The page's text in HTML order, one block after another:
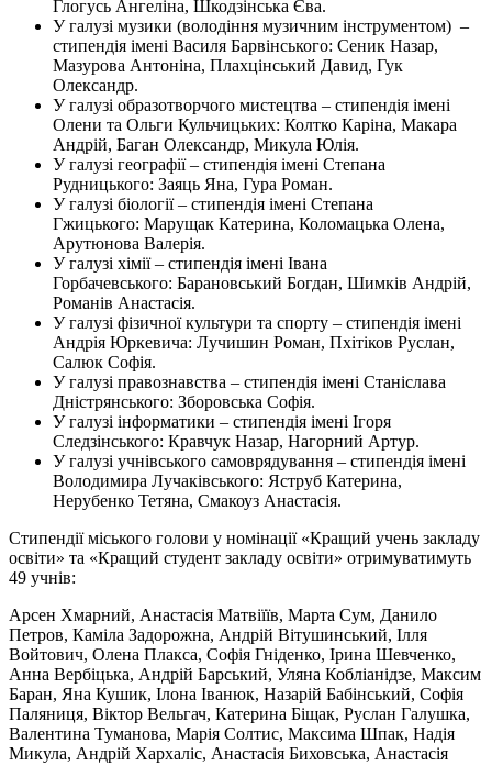
Глогусь Ангелiна, Шкодзiнська Єва.
У галузi музики (володiння музичним iнструментом) –
стипендiя iменi Василя Барвiнського: Сеник Назар,
Мазурова Антонiна, Плахцiнський Давид, Гук
Олександр.
У галузi образотворчого мистецтва – стипендiя iменi
Олени та Ольги Кульчицьких: Колтко Карiна, Макара
Андрiй, Баган Олександр, Микула Юлiя.
У галузi географiї – стипендiя iменi Степана
Рудницького: Заяць Яна, Гура Роман.
У галузi бiологiї – стипендiя iменi Степана
Гжицького: Марущак Катерина, Коломацька Олена,
Арутюнова Валерiя.
У галузi хiмiї – стипендiя iменi Iвана
Горбачевського: Барановський Богдан, Шимкiв Андрiй,
Романiв Анастасiя.
У галузi фiзичної культури та спорту – стипендiя iменi
Андрiя Юркевича: Лучишин Роман, Пхiтiков Руслан,
Салюк Софiя.
У галузi правознавства – стипендiя iменi Станiслава
Днiстрянського: Зборовська Софiя.
У галузi iнформатики – стипендiя iменi Iгоря
Следзiнського: Кравчук Назар, Нагорний Артур.
У галузi учнiвського самоврядування – стипендiя iменi
Володимира Лучакiвського: Яструб Катерина,
Нерубенко Тетяна, Смакоуз Анастасiя.
Стипендiї мiського голови у номiнацiї «Кращий учень закладу
освiти» та «Кращий студент закладу освiти» отримуватимуть
49 учнiв:
Арсен Хмарний, Анастасiя Матвiїїв, Марта Сум, Данило
Петров, Камiла Задорожна, Андрiй Вiтушинський, Iлля
Войтович, Олена Плакса, Софiя Гнiденко, Iрина Шевченко,
Анна Вербiцька, Андрiй Барський, Уляна Коблiанiдзе, Максим
Баран, Яна Кушик, Iлона Iванюк, Назарiй Бабiнський, Софiя
Паляниця, Вiктор Вельгач, Катерина Бiщак, Руслан Галушка,
Валентина Туманова, Марiя Солтис, Максима Шпак, Надiя
Микула, Андрiй Хархалiс, Анастасiя Биховська, Анастасiя